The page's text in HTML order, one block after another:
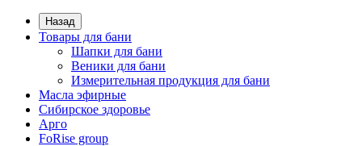
Назад
Товары для бани
Шапки для бани
Веники для бани
Измерительная продукция для бани
Масла эфирные
Сибирское здоровье
Арго
FoRise group